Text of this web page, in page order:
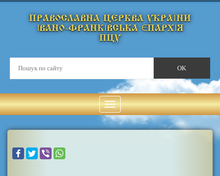
ПРАВОСЛАВНА ЦЕРКВА УКРАЇНИ
ІВАНО-ФРАНКІВСЬКА ЄПАРХІЯ
ПЦУ